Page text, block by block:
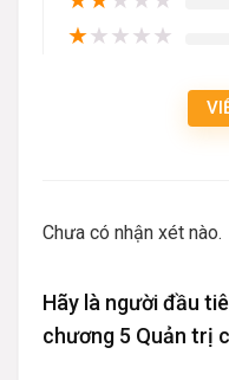
★★★★★
Chưa có nhận xét nào.
Hãy là người đầu
chương 5 Quản trị